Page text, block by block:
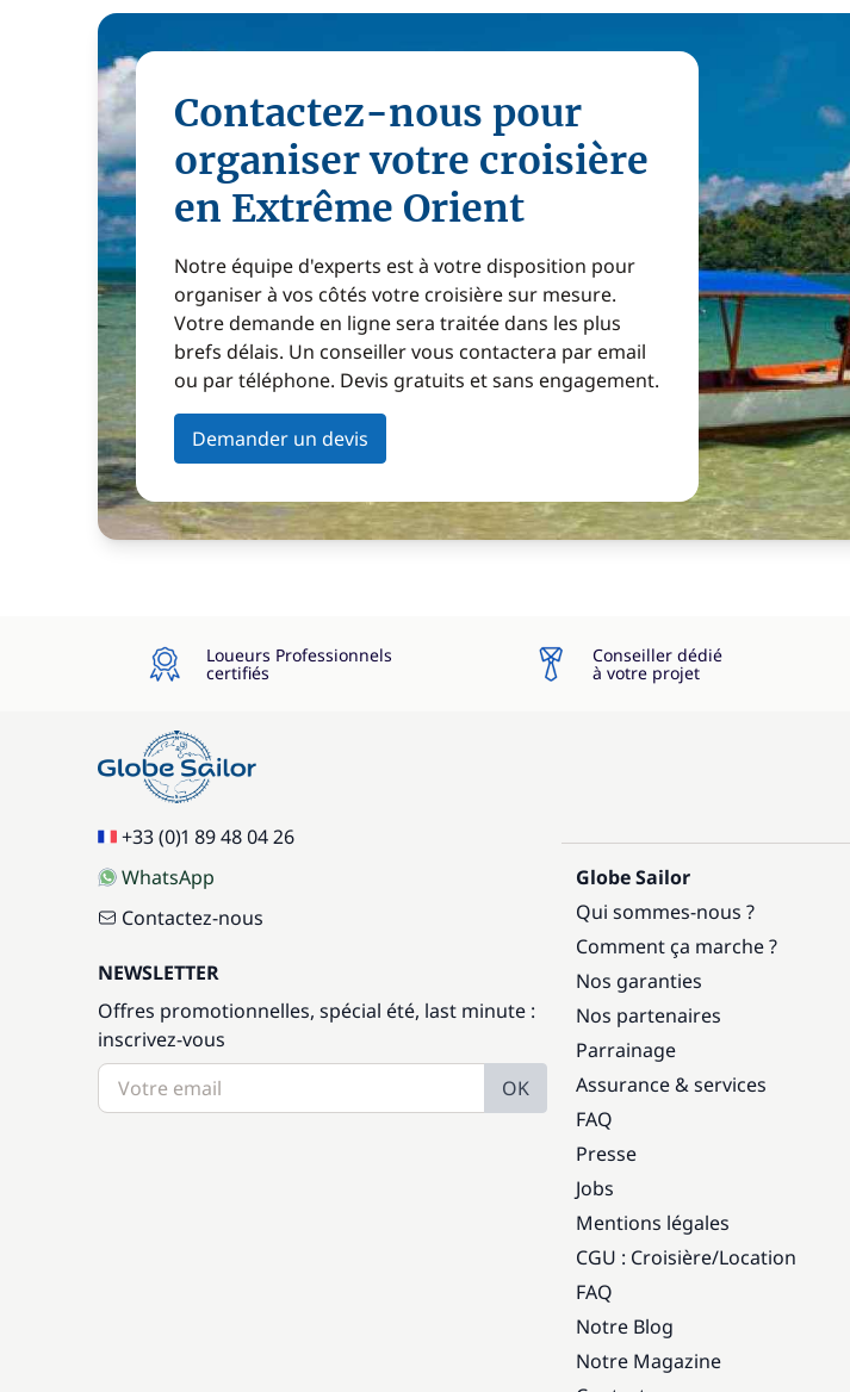
Contactez-nous pour
organiser votre croisière
en Extrême Orient
Notre équipe d'experts est à votre disposition pour
organiser à vos côtés votre croisière sur mesure.
Votre demande en ligne sera traitée dans les plus
brefs délais. Un conseiller vous contactera par email
ou par téléphone. Devis gratuits et sans engagement.
Demander un devis
Loueurs Professionnels
certifiés
Conseiller dédié
à votre projet
+33 (0)1 89 48 04 26
WhatsApp
Contactez-nous
NEWSLETTER
Offres promotionnelles, spécial été, last minute :
inscrivez-vous
OK
Globe Sailor
Qui sommes-nous ?
Comment ça marche ?
Nos garanties
Nos partenaires
Parrainage
Assurance & services
FAQ
Presse
Jobs
Mentions légales
CGU : Croisière/Location
FAQ
Notre Blog
Notre Magazine